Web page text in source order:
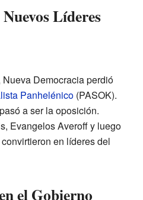
Líderes
Democracia perdió
Panhelénico (PASOK).
a ser la oposición.
Evangelos Averoff y luego
en líderes del
el Gobierno